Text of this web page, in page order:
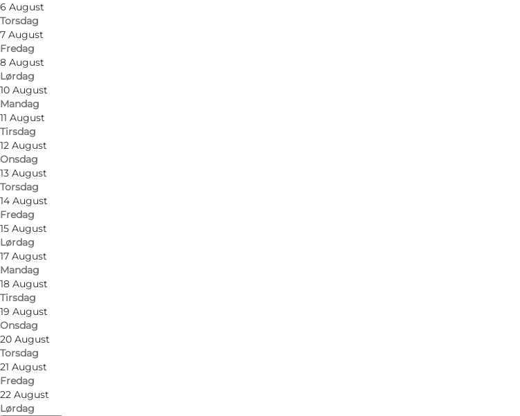
6 August
Torsdag
7 August
Fredag
8 August
Lørdag
10 August
Mandag
11 August
Tirsdag
12 August
Onsdag
13 August
Torsdag
14 August
Fredag
15 August
Lørdag
17 August
Mandag
18 August
Tirsdag
19 August
Onsdag
20 August
Torsdag
21 August
Fredag
22 August
Lørdag